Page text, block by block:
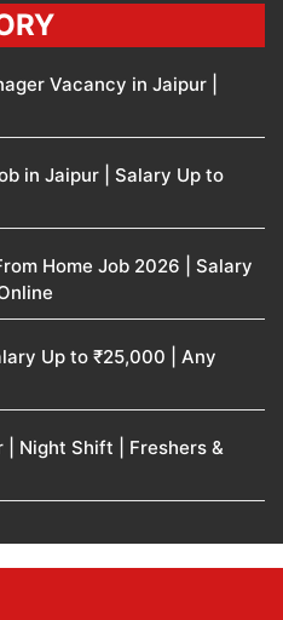
Vacancy in Jaipur |
in Jaipur | Salary Up to
Home Job 2026 | Salary
Up to ₹25,000 | Any
Night Shift | Freshers &